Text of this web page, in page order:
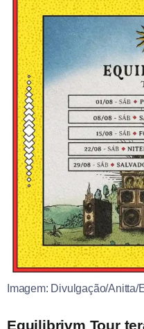
Imagem: Divulgação/Anitta/
Equilibrivm Tour